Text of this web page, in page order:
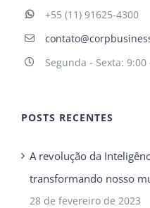
+55 (11) 91625-4300
Segunda - Sexta: 9:00
POSTS RECENTES
A revolução da
transformando nosso
28 de fevereiro de 2023